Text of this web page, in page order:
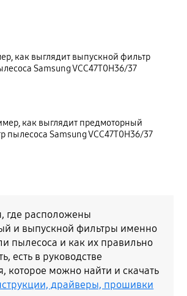
как выглядит выпускной фильтр
Samsung VCC47T0H36/37
как выглядит предмоторный
пылесоса Samsung VCC47T0H36/37
где расположены
и выпускной фильтры именно
пылесоса и как их правильно
есть в руководстве
которое можно найти и скачать
драйверы, прошивки